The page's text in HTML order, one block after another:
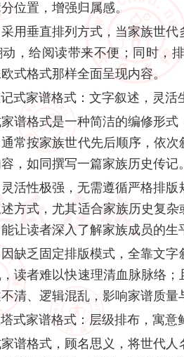
位置，增强归属感。
用垂直排列方式，当家族世
，给阅读带来不便；同时，
式格式那样全面呈现内容。
式家谱格式：文字叙述，灵活
谱格式是一种简洁的编修形
常按家族世代先后顺序，依
，如同撰写一篇家族历史传记。
活性极强，无需遵循严格排
方式，尤其适合家族历史复
让读者深入了解家族成员的生
缺乏固定排版模式，全靠文
读者难以快速理清血脉脉络
清、逻辑混乱，影响家谱质量
式家谱格式：层级排布，寓意
谱格式，顾名思义，将世代